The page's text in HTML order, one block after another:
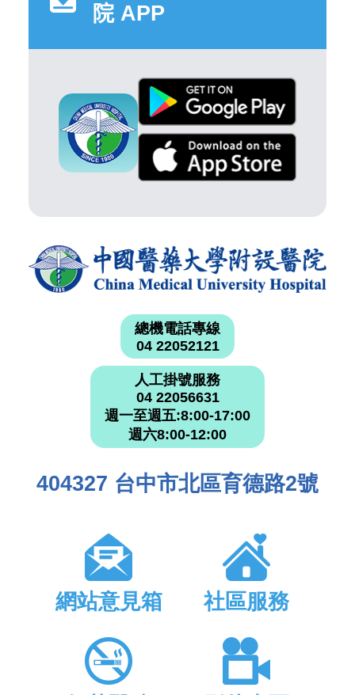
院 APP
總機電話專線
04 22052121
人工掛號服務
04 22056631
週一至週五:8:00-17:00
週六8:00-12:00
404327 台中市北區育德路2號
網站意見箱 社區服務